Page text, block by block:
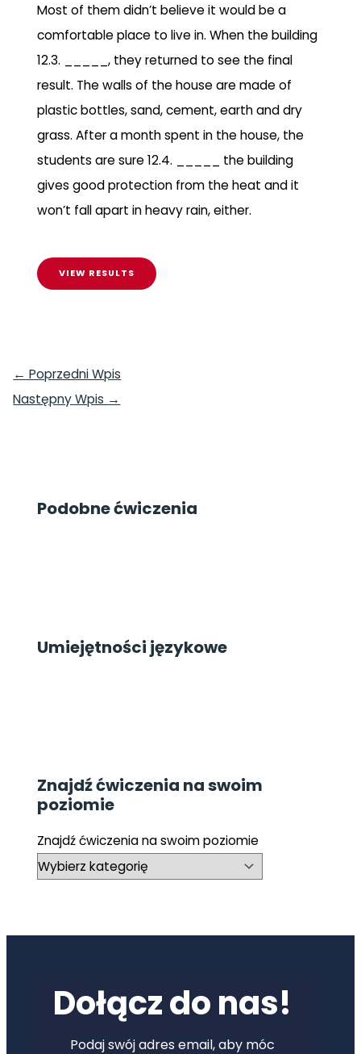
Most of them didn’t believe it would be a
comfortable place to live in. When the building
12.3. _____, they returned to see the final
result. The walls of the house are made of
plastic bottles, sand, cement, earth and dry
grass. After a month spent in the house, the
students are sure 12.4. _____ the building
gives good protection from the heat and it
won’t fall apart in heavy rain, either.
← Poprzedni Wpis
Następny Wpis →
Podobne ćwiczenia
Umiejętności językowe
Znajdź ćwiczenia na swoim
poziomie
Znajdź ćwiczenia na swoim poziomie
Dołącz do nas!
Podaj swój adres email, aby móc